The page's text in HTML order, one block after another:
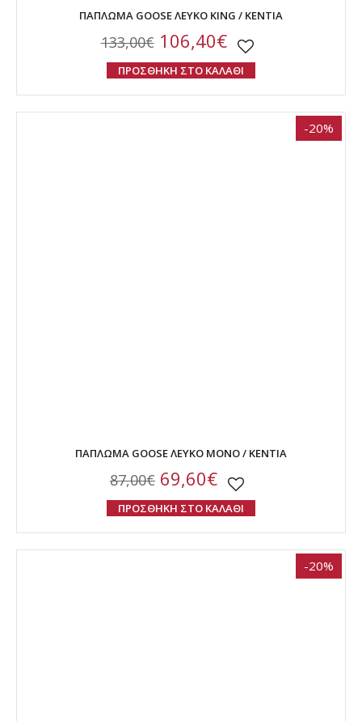
ΠΑΠΛΩΜΑ GOOSE ΛΕΥΚΟ KING / KENTIA
133,00€106,40€
ΠΡΟΣΘΗΚΗ ΣΤΟ ΚΑΛΑΘΙ
-20%
ΠΑΠΛΩΜΑ GOOSE ΛΕΥΚΟ ΜΟΝΟ / KENTIA
87,00€ 69,60€
ΠΡΟΣΘΗΚΗ ΣΤΟ ΚΑΛΑΘΙ
-20%